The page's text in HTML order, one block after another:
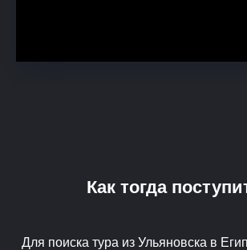
Как тогда
Для поиска тура из Ульяновска в